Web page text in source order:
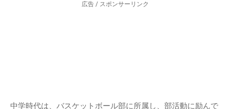
広告 / スポンサーリンク
中学時代は、バスケットボール部に所属し、部活動に励んで